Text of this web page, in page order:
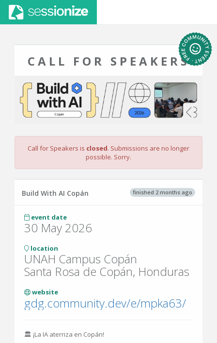
CALL FOR SPEAKERS
Call for Speakers is closed. Submissions are no longer
possible. Sorry.
finished 2 months ago
Build With AI Copán
event date
30 May 2026
location
UNAH Campus Copán
Santa Rosa de Copán, Honduras
website
gdg.community.dev/e/mpka63/
🏛️ ¡La IA aterriza en Copán!